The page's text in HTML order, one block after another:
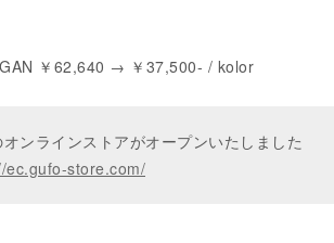
￥62,640 → ￥37,500- / kolor
ンラインストアがオープンいたしました
ec.gufo-store.com/